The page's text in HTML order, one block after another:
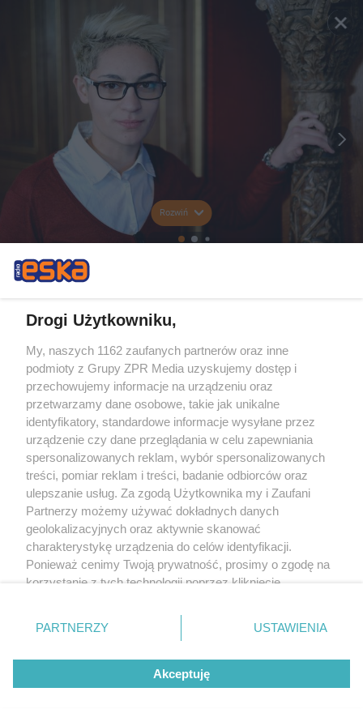
Rozwiń
Drogi Użytkowniku,
My, naszych 1162 zaufanych partnerów oraz inne
podmioty z Grupy ZPR Media uzyskujemy dostęp i
przechowujemy informacje na urządzeniu oraz
przetwarzamy dane osobowe, takie jak unikalne
identyfikatory, standardowe informacje wysyłane przez
urządzenie czy dane przeglądania w celu zapewniania
spersonalizowanych reklam, wybór spersonalizowanych
treści, pomiar reklam i treści, badanie odbiorców oraz
ulepszanie usług. Za zgodą Użytkownika my i Zaufani
Partnerzy możemy używać dokładnych danych
geolokalizacyjnych oraz aktywnie skanować
charakterystykę urządzenia do celów identyfikacji.
Ponieważ cenimy Twoją prywatność, prosimy o zgodę na
korzystanie z tych technologii poprzez kliknięcie
zmienić/wycofać klikając przycisk ustawień prywatności
znajdujący się w lewym dolnym rogu strony
rodzaje przetwarzania danych nie wymagają zgody
użytkownika, ale masz prawo sprzeciwić się takiemu
przetwarzaniu. Preferencje będą miały zastosowanie tylko
PARTNERZY USTAWIENIA
Akceptuję